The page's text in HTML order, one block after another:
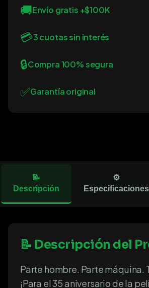
🚚Envío gratis +$100K
💳3 cuotas sin interés
🔒Compra 100% segura
✅Garantía original
📝
Descripción
⚙️
Especificaciones
📝 Descripción del
Parte hombre. Parte máquina.
¡Para el 35 aniversario de la